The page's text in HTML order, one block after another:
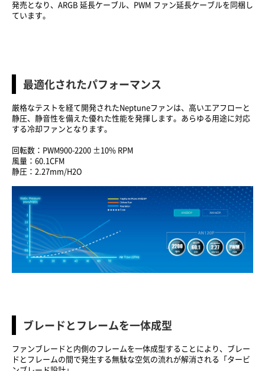
発売となり、ARGB 延長ケーブル、PWM ファン延長ケーブルを同梱し
ています。
最適化されたパフォーマンス
厳格なテストを経て開発されたNeptuneファンは、高いエアフローと
静圧、静音性を備えた優れた性能を発揮します。あらゆる用途に対応
する冷却ファンとなります。
回転数：PWM900-2200 ±10% RPM
風量：60.1CFM
静圧：2.27mm/H2O
ブレードとフレームを一体成型
ファンブレードと内側のフレームを一体成型することにより、ブレー
ドとフレームの間で発生する無駄な空気の流れが解消される「タービ